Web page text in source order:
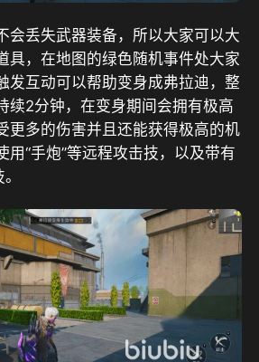
会丢失武器装备，所以大家可以大
具，在地图的绿色随机事件处大家
发互动可以帮助变身成弗拉迪，整
续2分钟，在变身期间会拥有极高
更多的伤害并且还能获得极高的机
用“手炮”等远程攻击技，以及带有